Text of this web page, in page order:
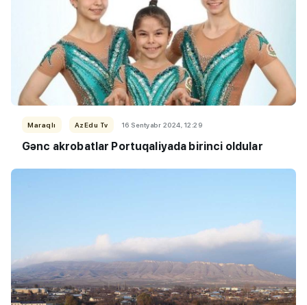
Maraqlı AzEdu Tv 16 Sentyabr 2024, 12:29
Gənc akrobatlar Portuqaliyada birinci oldular